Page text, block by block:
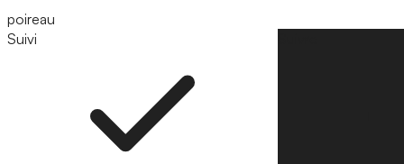
poireau
Suivi